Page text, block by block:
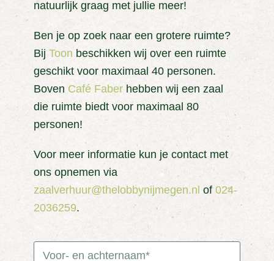
natuurlijk graag met jullie meer!
Ben je op zoek naar een grotere ruimte?
Bij Toon beschikken wij over een ruimte
geschikt voor maximaal 40 personen.
Boven Café Faberhebben wij een zaal
die ruimte biedt voor maximaal 80
personen!
Voor meer informatie kun je contact met
ons opnemen via
zaalverhuur@thelobbynijmegen.nl of 024-
2036259.